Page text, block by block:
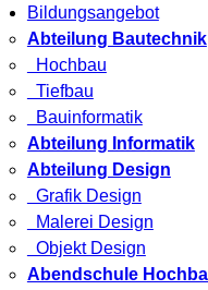
Bildungsangebot
Abteilung Bautechnik
Hochbau
Tiefbau
Bauinformatik
Abteilung Informatik
Abteilung Design
Grafik Design
Malerei Design
Objekt Design
Abendschule